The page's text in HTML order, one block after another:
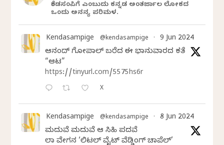
ಕೆಂಡಸಂಪಿಗೆ ಎಂಬುದು ಕನ್ನಡ ಅಂತರ್ಜಾಲ ಲೋಕದ
ಒಂದು ಅನನ್ಯ ಪರಿಮಳ.
Kendasampige @kendasampige · 9 Jun 2024
ಆನಂದ್‌ ಗೋಪಾಲ್‌ ಬರೆದ ಈ ಭಾನುವಾರದ ಕತೆ
“ಆಟ”
https://tinyurl.com/5575hs6r
X
Kendasampige @kendasampige · 8 Jun 2024
ಮದುವೆ ಮದುವೆ ಆ ಸಿಹಿ ಪದವೆ
ಲಾಸ್‌ ವೇಗಸ್‌ನ ‘ಲಿಟಲ್ ವೈಟ್ ವೆಡ್ಡಿಂಗ್ ಚಾಪೆಲ್’